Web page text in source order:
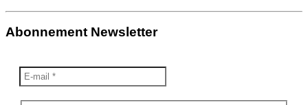
Abonnement Newsletter